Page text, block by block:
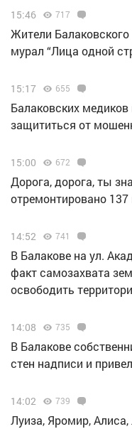
15:46 717
Жители Балаковского
мурал “Лица одной
15:17 655
Балаковских
защититься от
15:00 672
Дорога, дорога, ты
отремонтировано
14:52 741
В Балакове на ул.
факт самозахвата
освободить
14:08 735
В Балакове
стен надписи и
14:02 739
Луиза, Яромир,